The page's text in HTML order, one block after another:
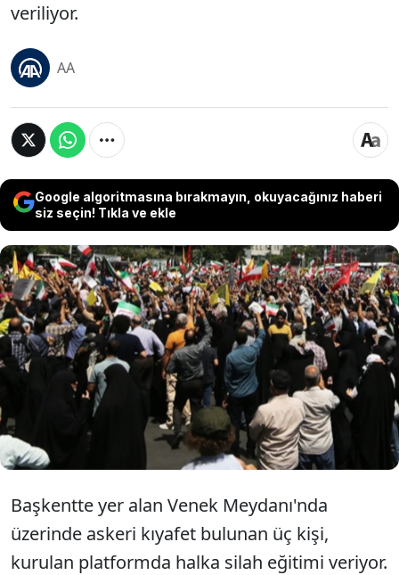
veriliyor.
AA
Google algoritmasına bırakmayın, okuyacağınız haberi
siz seçin! Tıkla ve ekle
İran’ın başkenti Tahran’da bulunan Venek
Meydanı’nda halka silah eğitimi veriliyor.
Ayrıca Devlet Televizyonu'nda yayınlanan
programlarda da halka silahlarla ilgili
bilgiler veriliyor.
Başkentte yer alan Venek Meydanı'nda
üzerinde askeri kıyafet bulunan üç kişi,
kurulan platformda halka silah eğitimi veriyor.